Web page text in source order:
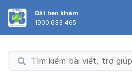
Skip
Đặt hẹn khám
1900 633 465